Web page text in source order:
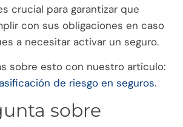
crucial para garantizar que
con sus obligaciones en caso
a necesitar activar un seguro.
sobre esto con nuestro artículo:
de riesgo en seguros.
sobre